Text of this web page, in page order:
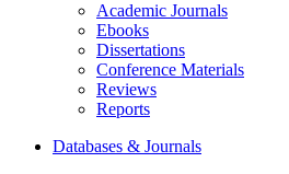
Academic Journals
Ebooks
Dissertations
Conference Materials
Reviews
Reports
Databases & Journals